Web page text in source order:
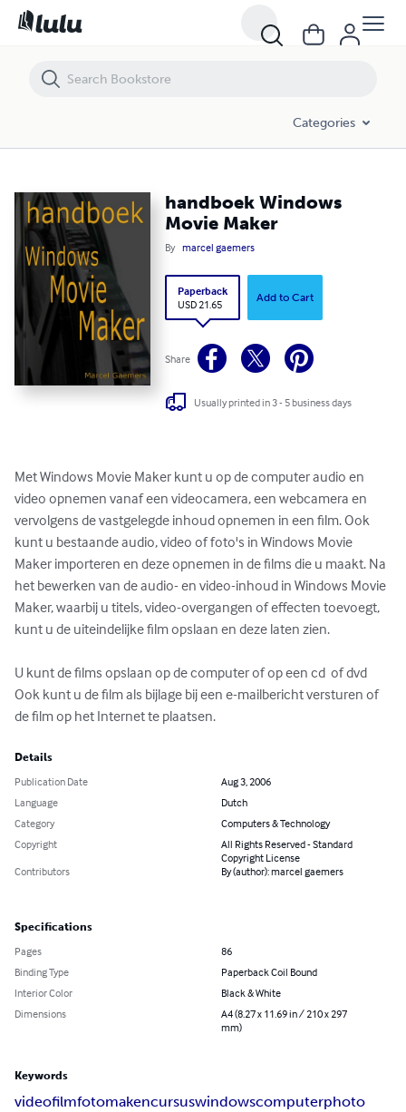
Categories
handboek Windows
Movie Maker
By marcel gaemers
Paperback
USD 21.65
Add to Cart
Share
Usually printed in 3 - 5 business days
Met Windows Movie Maker kunt u op de computer audio en
video opnemen vanaf een videocamera, een webcamera en
vervolgens de vastgelegde inhoud opnemen in een film. Ook
kunt u bestaande audio, video of foto's in Windows Movie
Maker importeren en deze opnemen in de films die u maakt. Na
het bewerken van de audio- en video-inhoud in Windows Movie
Maker, waarbij u titels, video-overgangen of effecten toevoegt,
kunt u de uiteindelijke film opslaan en deze laten zien.
U kunt de films opslaan op de computer of op een cd  of dvd
Ook kunt u de film als bijlage bij een e-mailbericht versturen of
de film op het Internet te plaatsen.
Details
Publication Date
Aug 3, 2006
Language
Dutch
Category
Computers & Technology
Copyright
All Rights Reserved - Standard
Copyright License
Contributors
By (author): marcel gaemers
Specifications
Pages
86
Binding Type
Paperback Coil Bound
Interior Color
Black & White
Dimensions
A4 (8.27 x 11.69 in / 210 x 297
mm)
Keywords
videofilmfotomakencursuswindowscomputerphoto
handboek Windows Movie Maker